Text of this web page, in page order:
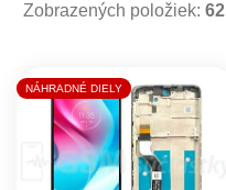
Zobrazených položiek: 62
Výpis produktov
NÁHRADNÉ DIELY